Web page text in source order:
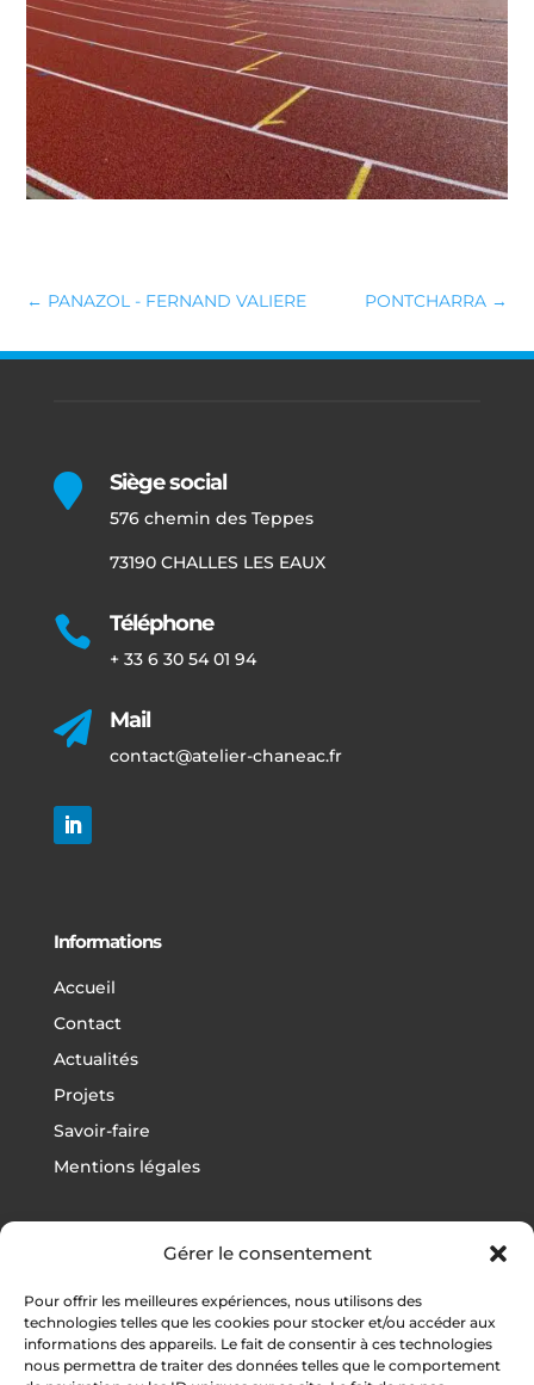
Gérer le consentement
Pour offrir les meilleures expériences, nous utilisons des
technologies telles que les cookies pour stocker et/ou accéder aux
informations des appareils. Le fait de consentir à ces technologies
nous permettra de traiter des données telles que le comportement
← PANAZOL - FERNAND VALIERE PONTCHARRA→
 Siège social
576 chemin des Teppes
73190 CHALLES LES EAUX
 Téléphone
+ 33 6 30 54 01 94
 Mail
contact@atelier-chaneac.fr
Informations
Accueil
Contact
Actualités
Projets
Savoir-faire
Mentions légales
Football
Rugby